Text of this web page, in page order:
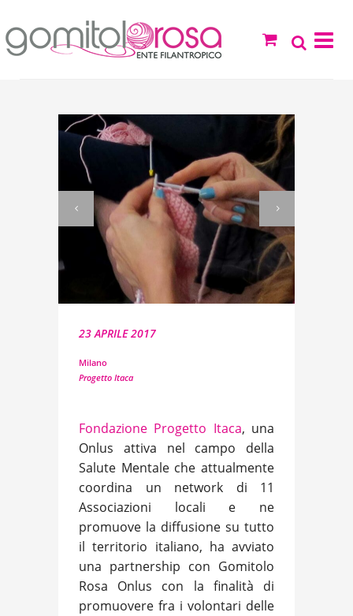
23 APRILE 2017
Milano
Progetto Itaca
Fondazione Progetto Itaca, una
Onlus attiva nel campo della
Salute Mentale che attualmente
coordina un network di 11
Associazioni locali e ne
promuove la diffusione su tutto
il territorio italiano, ha avviato
una partnership con Gomitolo
Rosa Onlus con la finalità di
promuovere fra i volontari delle